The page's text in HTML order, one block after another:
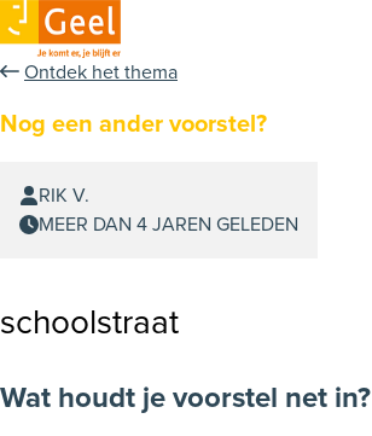
Ontdek het thema
Nog een ander voorstel?
RIK V.
MEER DAN 4 JAREN GELEDEN
schoolstraat
Wat houdt je voorstel net in?